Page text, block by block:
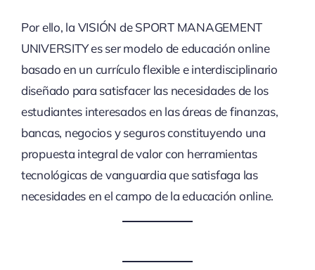
Por ello, la VISIÓN de SPORT MANAGEMENT
UNIVERSITY es ser modelo de educación online
basado en un currículo flexible e interdisciplinario
diseñado para satisfacer las necesidades de los
estudiantes interesados en las áreas de finanzas,
bancas, negocios y seguros constituyendo una
propuesta integral de valor con herramientas
tecnológicas de vanguardia que satisfaga las
necesidades en el campo de la educación online.